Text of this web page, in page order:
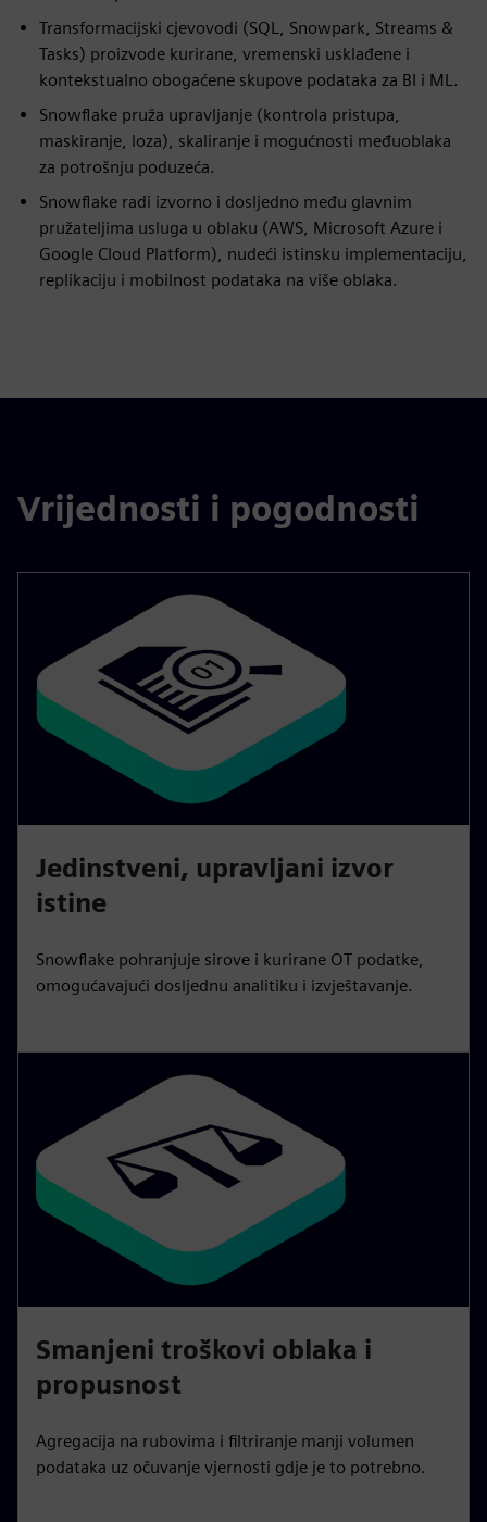
Transformacijski cjevovodi (SQL, Snowpark, Streams &
Tasks) proizvode kurirane, vremenski usklađene i
kontekstualno obogaćene skupove podataka za BI i ML.
Snowflake pruža upravljanje (kontrola pristupa,
maskiranje, loza), skaliranje i mogućnosti međuoblaka
za potrošnju poduzeća.
Snowflake radi izvorno i dosljedno među glavnim
pružateljima usluga u oblaku (AWS, Microsoft Azure i
Google Cloud Platform), nudeći istinsku implementaciju,
replikaciju i mobilnost podataka na više oblaka.
Vrijednosti i pogodnosti
Jedinstveni, upravljani izvor
istine
Snowflake pohranjuje sirove i kurirane OT podatke,
omogućavajući dosljednu analitiku i izvještavanje.
Smanjeni troškovi oblaka i
propusnost
Agregacija na rubovima i filtriranje manji volumen
podataka uz očuvanje vjernosti gdje je to potrebno.